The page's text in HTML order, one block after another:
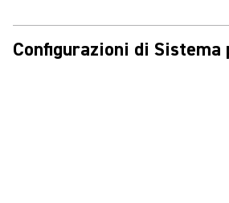
Configurazioni di Sistema